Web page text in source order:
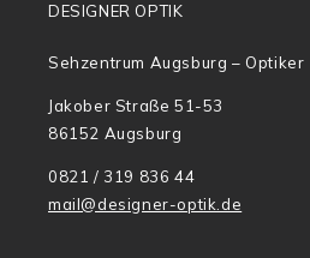
DESIGNER OPTIK
Sehzentrum Augsburg – Optiker
Jakober Straße 51-53
86152 Augsburg
0821 / 319 836 44
mail@designer-optik.de